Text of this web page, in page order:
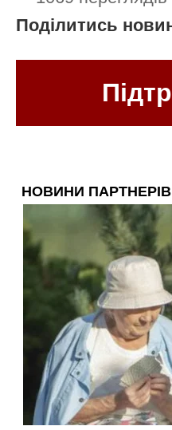
Поділитись